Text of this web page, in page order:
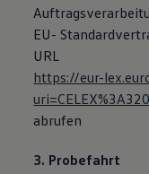
EU-
URL
https://eur-
abrufen
3. Probefahrt